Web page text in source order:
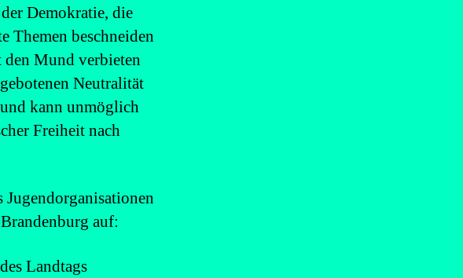
Demokratie, die
Themen beschneiden
den Mund verbieten
Neutralität
kann unmöglich
Freiheit nach
auf:
Landtags